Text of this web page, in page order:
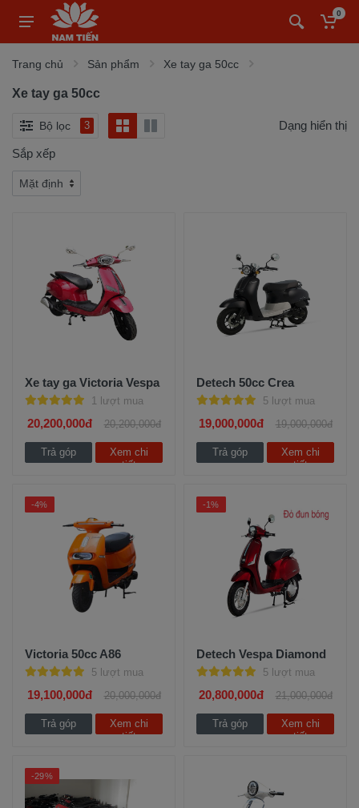
0
Trang chủ Sản phẩm Xe tay ga 50cc
Xe tay ga 50cc
Bộ lọc 3 Dạng hiển thị
Sắp xếp
Xe tay ga Victoria Vespa
1 lượt mua
20,200,000đ 20,200,000đ
Trả góp
Xem chi
tiết
Detech 50cc Crea
5 lượt mua
19,000,000đ 19,000,000đ
Trả góp
Xem chi
tiết
-4%
Victoria 50cc A86
5 lượt mua
19,100,000đ 20,000,000đ
Trả góp
Xem chi
tiết
-1%
Detech Vespa Diamond
5 lượt mua
20,800,000đ 21,000,000đ
Trả góp
Xem chi
tiết
-29%